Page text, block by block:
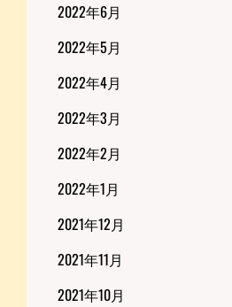
2022年6月
2022年5月
2022年4月
2022年3月
2022年2月
2022年1月
2021年12月
2021年11月
2021年10月